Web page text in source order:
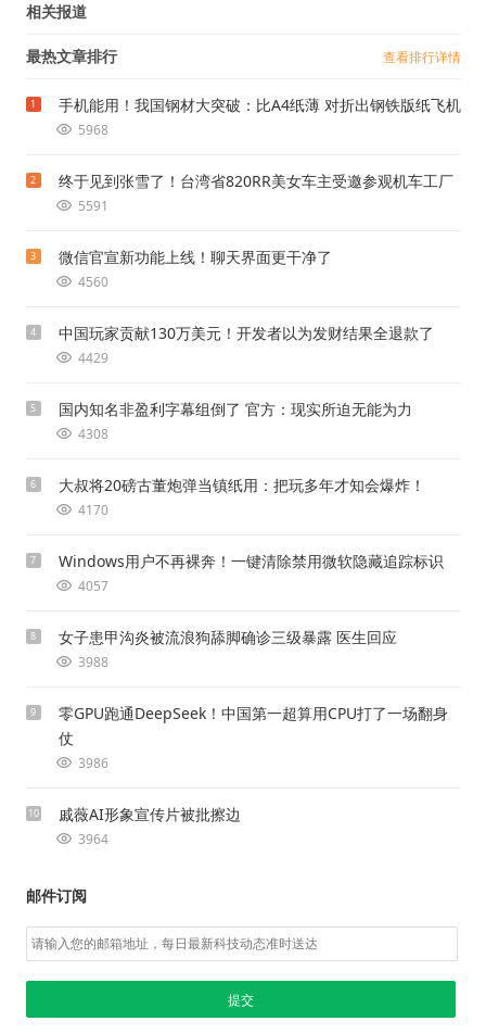
相关报道
最热文章排行 查看排行详情
1 手机能用！我国钢材大突破：比A4纸薄 对折出钢铁版纸飞机
5968
2 终于见到张雪了！台湾省820RR美女车主受邀参观机车工厂
5591
3 微信官宣新功能上线！聊天界面更干净了
4560
4 中国玩家贡献130万美元！开发者以为发财结果全退款了
4429
5 国内知名非盈利字幕组倒了 官方：现实所迫无能为力
4308
6 大叔将20磅古董炮弹当镇纸用：把玩多年才知会爆炸！
4170
7 Windows用户不再裸奔！一键清除禁用微软隐藏追踪标识
4057
8 女子患甲沟炎被流浪狗舔脚确诊三级暴露 医生回应
3988
9
零GPU跑通DeepSeek！中国第一超算用CPU打了一场翻身
仗
3986
10 戚薇AI形象宣传片被批擦边
3964
邮件订阅